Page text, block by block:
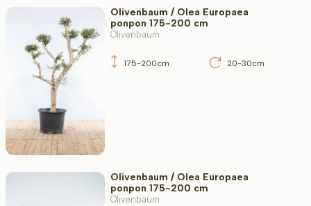
Olivenbaum / Olea Europaea
ponpon 175-200 cm
Olivenbaum
175-200cm 20-30cm
Olivenbaum / Olea Europaea
ponpon 175-200 cm
Olivenbaum